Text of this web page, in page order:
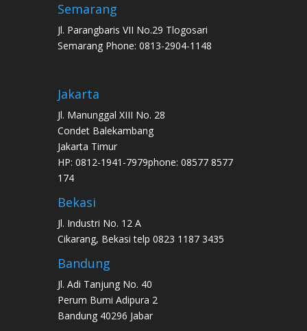
Semarang
Jl. Parangbaris VII No.29 Tlogosari
Semarang Phone: 0813-2904-1148
Jakarta
Jl. Manunggal XIII No. 28
Condet Balekambang
Jakarta Timur
HP: 0812-1941-7979phone: 08577 8577
174
Bekasi
Jl. Industri No. 12 A
Cikarang, Bekasi telp 0823 1187 3435
Bandung
Jl. Adi Tanjung No. 40
Perum Bumi Adipura 2
Bandung 40296 Jabar